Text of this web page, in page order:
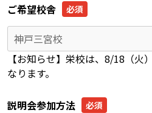
ご希望校舎
神戸三宮校
【お知らせ】栄校は、8/18（火
なります。
説明会参加方法